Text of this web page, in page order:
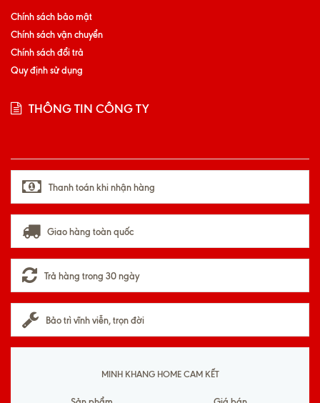
Chính sách bảo mật
Chính sách vận chuyển
Chính sách đổi trả
Quy định sử dụng
THÔNG TIN CÔNG TY
Thanh toán khi nhận hàng
Giao hàng toàn quốc
Trả hàng trong 30 ngày
Bảo trì vĩnh viễn, trọn đời
MINH KHANG HOME CAM KẾT